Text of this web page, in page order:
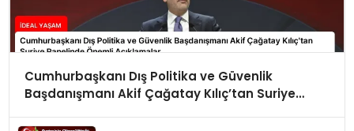
Cumhurbaşkanı Dış Politika ve Güvenlik
Başdanışmanı Akif Çağatay Kılıç’tan Suriye